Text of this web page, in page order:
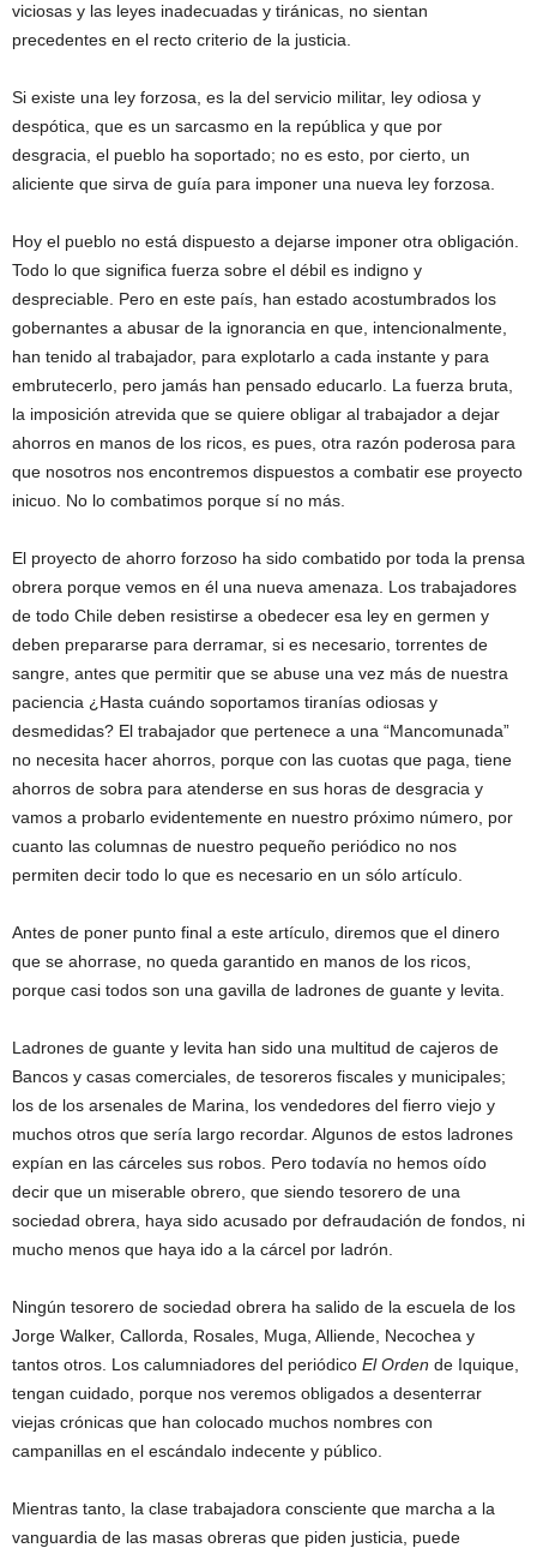
viciosas y las leyes inadecuadas y tiránicas, no sientan
precedentes en el recto criterio de la justicia.
Si existe una ley forzosa, es la del servicio militar, ley odiosa y
despótica, que es un sarcasmo en la república y que por
desgracia, el pueblo ha soportado; no es esto, por cierto, un
aliciente que sirva de guía para imponer una nueva ley forzosa.
Hoy el pueblo no está dispuesto a dejarse imponer otra obligación.
Todo lo que significa fuerza sobre el débil es indigno y
despreciable. Pero en este país, han estado acostumbrados los
gobernantes a abusar de la ignorancia en que, intencionalmente,
han tenido al trabajador, para explotarlo a cada instante y para
embrutecerlo, pero jamás han pensado educarlo. La fuerza bruta,
la imposición atrevida que se quiere obligar al trabajador a dejar
ahorros en manos de los ricos, es pues, otra razón poderosa para
que nosotros nos encontremos dispuestos a combatir ese proyecto
inicuo. No lo combatimos porque sí no más.
El proyecto de ahorro forzoso ha sido combatido por toda la prensa
obrera porque vemos en él una nueva amenaza. Los trabajadores
de todo Chile deben resistirse a obedecer esa ley en germen y
deben prepararse para derramar, si es necesario, torrentes de
sangre, antes que permitir que se abuse una vez más de nuestra
paciencia ¿Hasta cuándo soportamos tiranías odiosas y
desmedidas? El trabajador que pertenece a una “Mancomunada”
no necesita hacer ahorros, porque con las cuotas que paga, tiene
ahorros de sobra para atenderse en sus horas de desgracia y
vamos a probarlo evidentemente en nuestro próximo número, por
cuanto las columnas de nuestro pequeño periódico no nos
permiten decir todo lo que es necesario en un sólo artículo.
Antes de poner punto final a este artículo, diremos que el dinero
que se ahorrase, no queda garantido en manos de los ricos,
porque casi todos son una gavilla de ladrones de guante y levita.
Ladrones de guante y levita han sido una multitud de cajeros de
Bancos y casas comerciales, de tesoreros fiscales y municipales;
los de los arsenales de Marina, los vendedores del fierro viejo y
muchos otros que sería largo recordar. Algunos de estos ladrones
expían en las cárceles sus robos. Pero todavía no hemos oído
decir que un miserable obrero, que siendo tesorero de una
sociedad obrera, haya sido acusado por defraudación de fondos, ni
mucho menos que haya ido a la cárcel por ladrón.
Ningún tesorero de sociedad obrera ha salido de la escuela de los
Jorge Walker, Callorda, Rosales, Muga, Alliende, Necochea y
tantos otros. Los calumniadores del periódico El Orden de Iquique,
tengan cuidado, porque nos veremos obligados a desenterrar
viejas crónicas que han colocado muchos nombres con
campanillas en el escándalo indecente y público.
Mientras tanto, la clase trabajadora consciente que marcha a la
vanguardia de las masas obreras que piden justicia, puede